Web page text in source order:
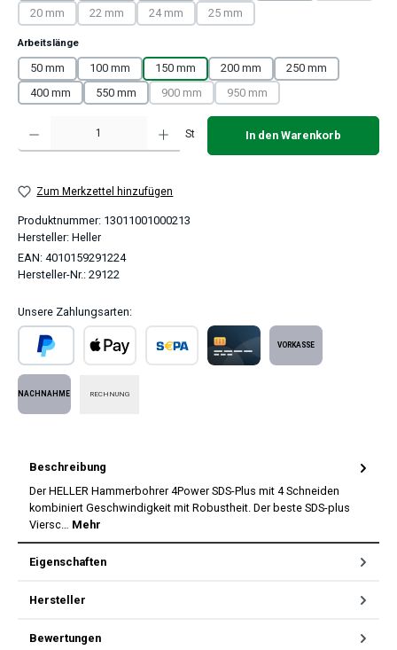
20 mm
(Diese Option ist zurzeit nicht verfügbar.)
22 mm
(Diese Option ist zurzeit nicht verfügbar.)
24 mm
(Diese Option ist zurzeit nicht verfügbar.)
25 mm
(Diese Option ist zurzeit nicht
Arbeitslängeauswählen
50 mm 100 mm 150 mm 200 mm
250 mm
400 mm
550 mm 900 mm
(Diese Option ist zurzeit nicht verfügbar.)
950 mm
(Diese Option ist zurzeit nicht
Produkt Anzahl: Gib den gewünschten Wert ein oder benutze die Schaltflächen
St In den Warenkorb
Zum Merkzettel hinzufügen
Produktnummer: 13011001000213
Hersteller: Heller
EAN: 4010159291224
Hersteller-Nr.: 29122
Unsere Zahlungsarten:
PayPal
RECHNUNG
Beschreibung
Der HELLER Hammerbohrer 4Power SDS-Plus mit 4 Schneiden
kombiniert Geschwindigkeit mit Robustheit. Der beste SDS-plus
Viersc… Mehr
Eigenschaften
Hersteller
Bewertungen